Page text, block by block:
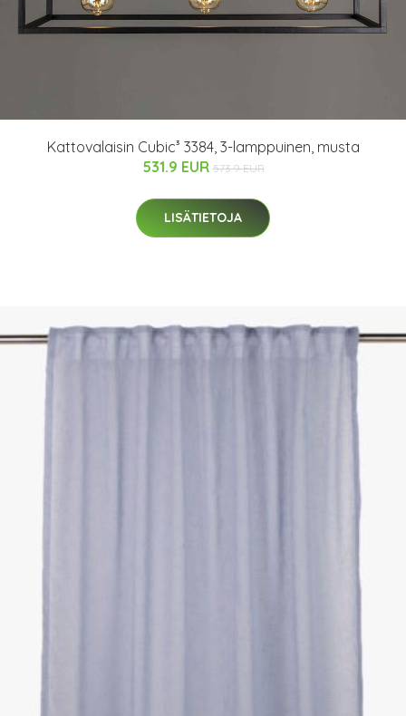
Kattovalaisin Cubic³ 3384, 3-lamppuinen, musta
531.9 EUR 573.9 EUR
LISÄTIETOJA